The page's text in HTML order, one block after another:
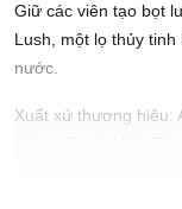
Giữ các viên tạo bọt
Lush, một lọ thủy
nước.
Xuất xứ thương hiệu: